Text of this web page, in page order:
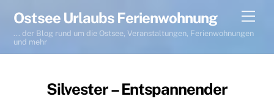
content
Ostsee Urlaubs Ferienwohnung
... der Blog rund um die Ostsee, Veranstaltungen, Ferienwohnungen
und mehr
Silvester – Entspannender